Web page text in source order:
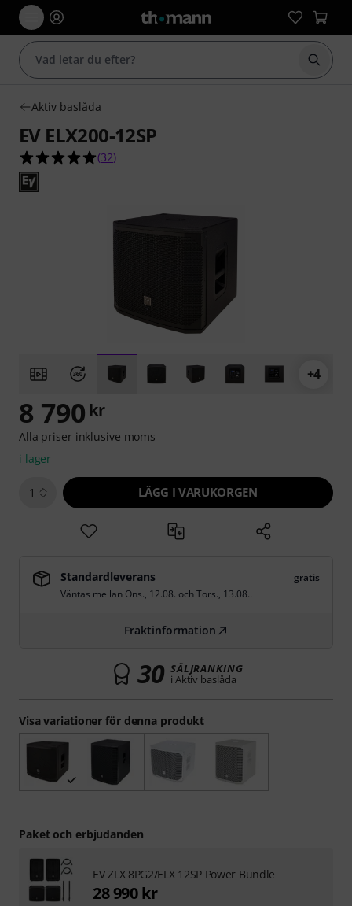
Börja
Aktiv baslåda
EV ELX200-12SP
4.9 av 5 stjärnor från 32 kundbetyg
(32)
+4
Visa variationer för denna produkt
8 790 kr
Alla priser inklusive moms
i lager
1 LÄGG I VARUKORGEN
Standardleverans
gratis
Väntas mellan Ons., 12.08. ochTors., 13.08..
Fraktinformation
30 SÄLJRANKING
i Aktiv baslåda
Paket och erbjudanden
EV ZLX 8PG2/ELX 12SP Power Bundle
28 990 kr